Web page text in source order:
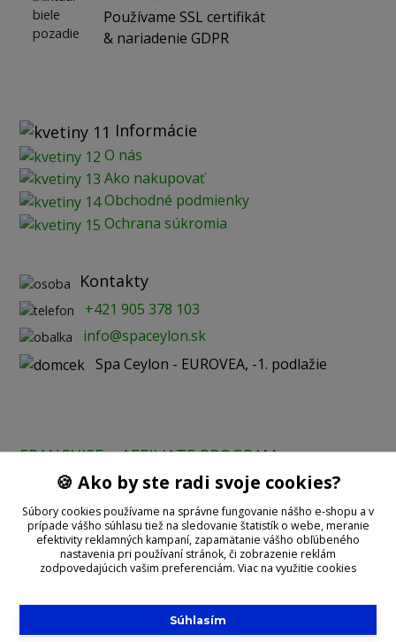
Používame SSL certifikát
& nariadenie GDPR
Informácie
O nás
Ako nakupovať
Obchodné podmienky
Ochrana súkromia
Kontakty
+421 905 378 103
info@spaceylon.sk
Spa Ceylon - EUROVEA, -1. podlažie
FRANCHISE AFFILIATE PROGRAM
Prijímame online platby:
🍪 Ako by ste radi svoje cookies?
Súbory cookies používame na správne fungovanie nášho e-shopu a v
prípade vášho súhlasu tiež na sledovanie štatistík o webe, meranie
efektivity reklamných kampaní, zapamätanie vášho obľúbeného
nastavenia pri používaní stránok, či zobrazenie reklám
zodpovedajúcich vašim preferenciám. Viac na využitie cookies
Súhlasím